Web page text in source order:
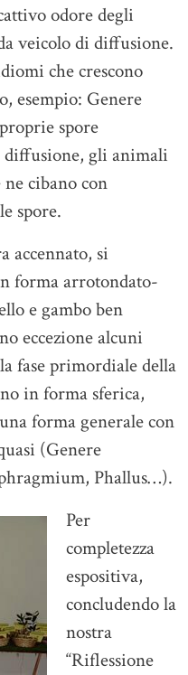
odore degli
veicolo di diffusione.
che crescono
esempio: Genere
spore
gli animali
cibano con
spore.
accennato, si
forma arrotondato-
e gambo ben
eccezione alcuni
fase primordiale della
in forma sferica,
forma generale con
(Genere
Phallus…).
Per
completezza
espositiva,
concludendo la
nostra
“Riflessione